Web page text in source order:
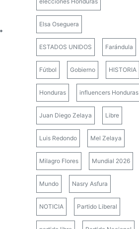
Elsa Oseguera
ESTADOS UNIDOS Farándula
Fútbol Gobierno HISTORIA
Honduras influencers Honduras
Juan Diego Zelaya Libre
Luis Redondo Mel Zelaya
Milagro Flores Mundial 2026
Mundo Nasry Asfura
NOTICIA Partido Liberal